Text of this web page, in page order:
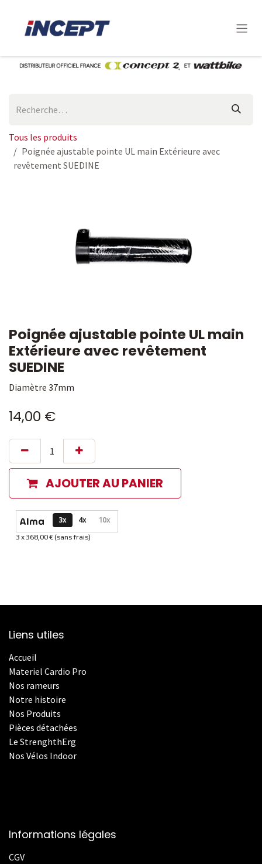
Tous les produits
Poignée ajustable pointe UL main Extérieure avec
revêtement SUEDINE
Poignée ajustable pointe UL main
Extérieure avec revêtement
SUEDINE
Diamètre 37mm
14,00 €
AJOUTER AU PANIER
Options de paiement disponibles
3x 4x 10x
Informations sur le plan de paiement sélectionné
3 x 368,00 € (sans frais)
Liens utiles
Accueil
Materiel Cardio Pro
Nos rameurs
Notre histoire
Nos Produits
Pièces détachées
Le StrenghthErg
Nos Vélos Indoor
Informations légales
CGV